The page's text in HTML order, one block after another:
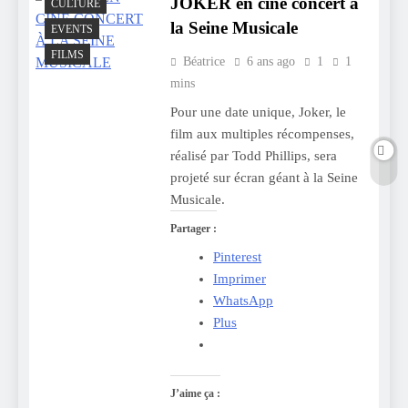
CULTURE
EVENTS
FILMS
la Seine Musicale
Béatrice 6 ans ago 1
1
mins
Pour une date unique, Joker, le
film aux multiples récompenses,
réalisé par Todd Phillips, sera
projeté sur écran géant à la Seine
Musicale.
Partager :
Pinterest
Imprimer
WhatsApp
Plus
J’aime ça :